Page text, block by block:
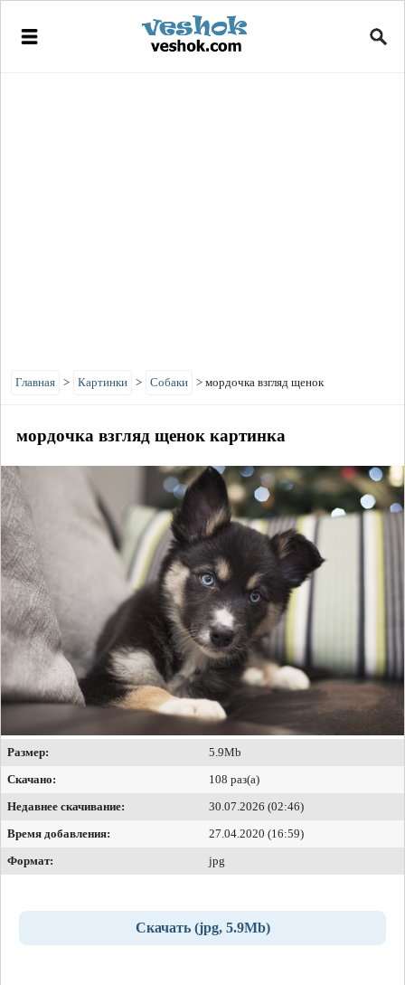
Главная > Картинки > Собаки > мордочка взгляд щенок
мордочка взгляд щенок картинка
Размер:
5.9Mb
Скачано:
108 раз(а)
Недавнее скачивание:
30.07.2026 (02:46)
Время добавления:
27.04.2020 (16:59)
Формат:
jpg
Скачать (jpg, 5.9Mb)